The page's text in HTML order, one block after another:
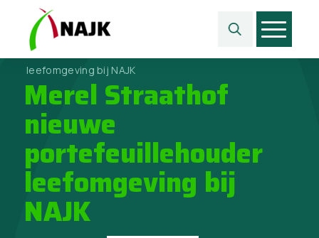
Home > Geen categorie
Merel Straathof nieuwe portefeuillehouder
leefomgeving bij NAJK
Merel Straathof
nieuwe
portefeuillehouder
leefomgeving bij
NAJK